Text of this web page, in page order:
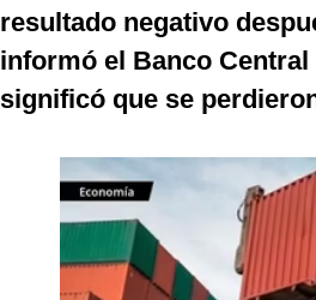
resultado negativo
informó el Banco
significó que se